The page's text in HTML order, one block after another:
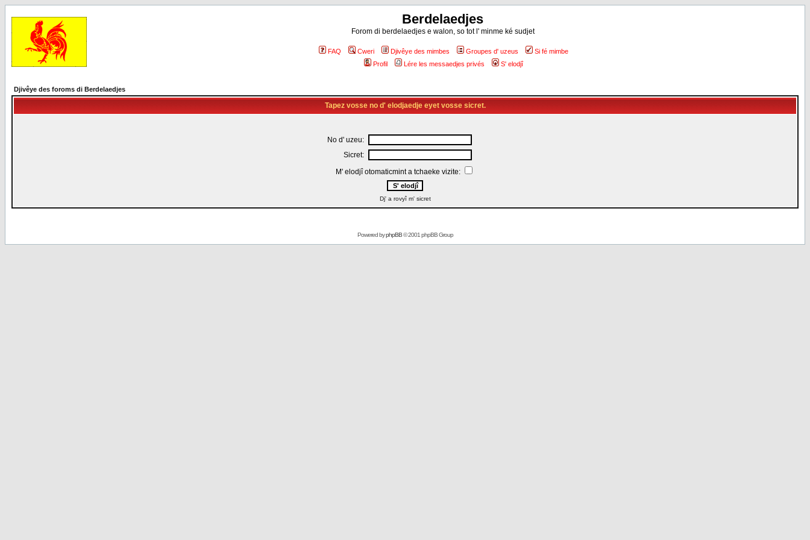
Berdelaedjes
Forom di berdelaedjes e walon, so tot l' minme ké sudjet
FAQ Cweri Djivêye des mimbes Groupes d' uzeus
Si fé mimbe
Profil
Lére les messaedjes privés S' elodjî
Djivêye des foroms di Berdelaedjes
Tapez vosse no d' elodjaedje eyet vosse sicret.
No d' uzeu:
Sicret:
M' elodjî otomaticmint a tchaeke vizite:
Dj' a rovyî m' sicret
Powered byphpBB© 2001 phpBB Group